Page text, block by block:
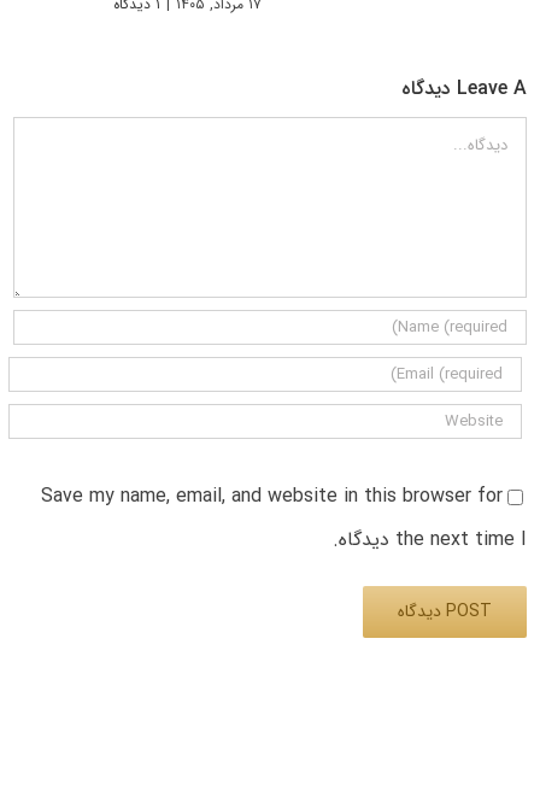
Leave A دیدگاه
دیدگاه
Save my name, email, and website in this browser for
the next time I دیدگاه.